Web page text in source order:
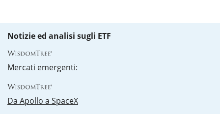
Notizie ed analisi sugli ETF
Mercati emergenti:
Da Apollo a SpaceX